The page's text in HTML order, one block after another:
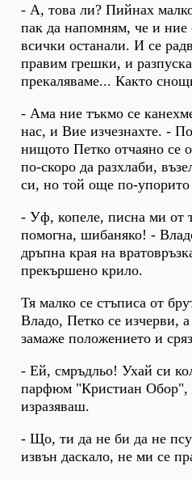
- А, това ли? Пийнах
пак да напомням, че и ние
всички останали. И се
правим грешки, и
прекаляваме... Както
- Ама ние тъкмо се
нас, и Вие изчезнахте. -
нищото Петко отчаяно се
по-скоро да разхлаби,
си, но той още по-упорито
- Уф, копеле, писна ми от
помогна, шибаняко! -
дръпна края на
прекършено крило.
Тя малко се стъписа от
Владо, Петко се изчерви,
замаже положението и
- Ей, смръдльо! Ухай си
парфюм "Кристиан Обор",
изразяваш.
- Що, ти да не би да не
извън даскало, не ми се